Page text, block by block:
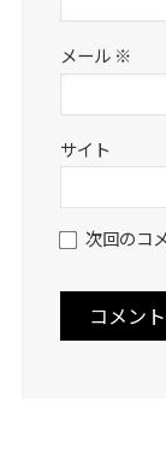
メール ※
サイト
次回のコ